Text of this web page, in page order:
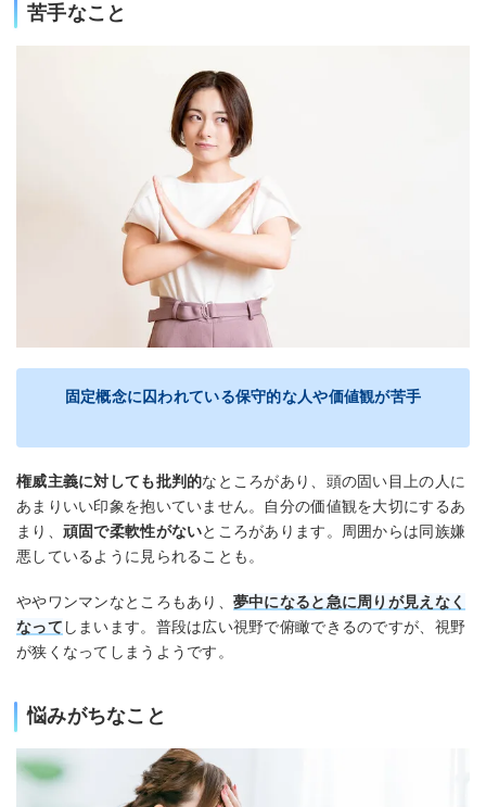
苦手なこと
固定概念に囚われている保守的な人や価値観が苦手
権威主義に対しても批判的なところがあり、頭の固い目上の人に
あまりいい印象を抱いていません。自分の価値観を大切にするあ
まり、 頑固で柔軟性がないところがあります。周囲からは同族嫌
悪しているように見られることも。
ややワンマンなところもあり、 夢中になると急に周りが見えなく
なって しまいます。普段は広い視野で俯瞰できるのですが、視野
が狭くなってしまうようです。
悩みがちなこと